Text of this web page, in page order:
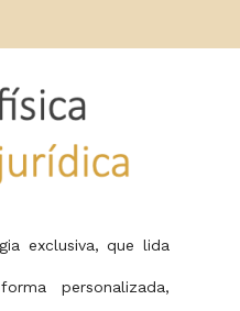
exclusiva, que lida
personalizada,